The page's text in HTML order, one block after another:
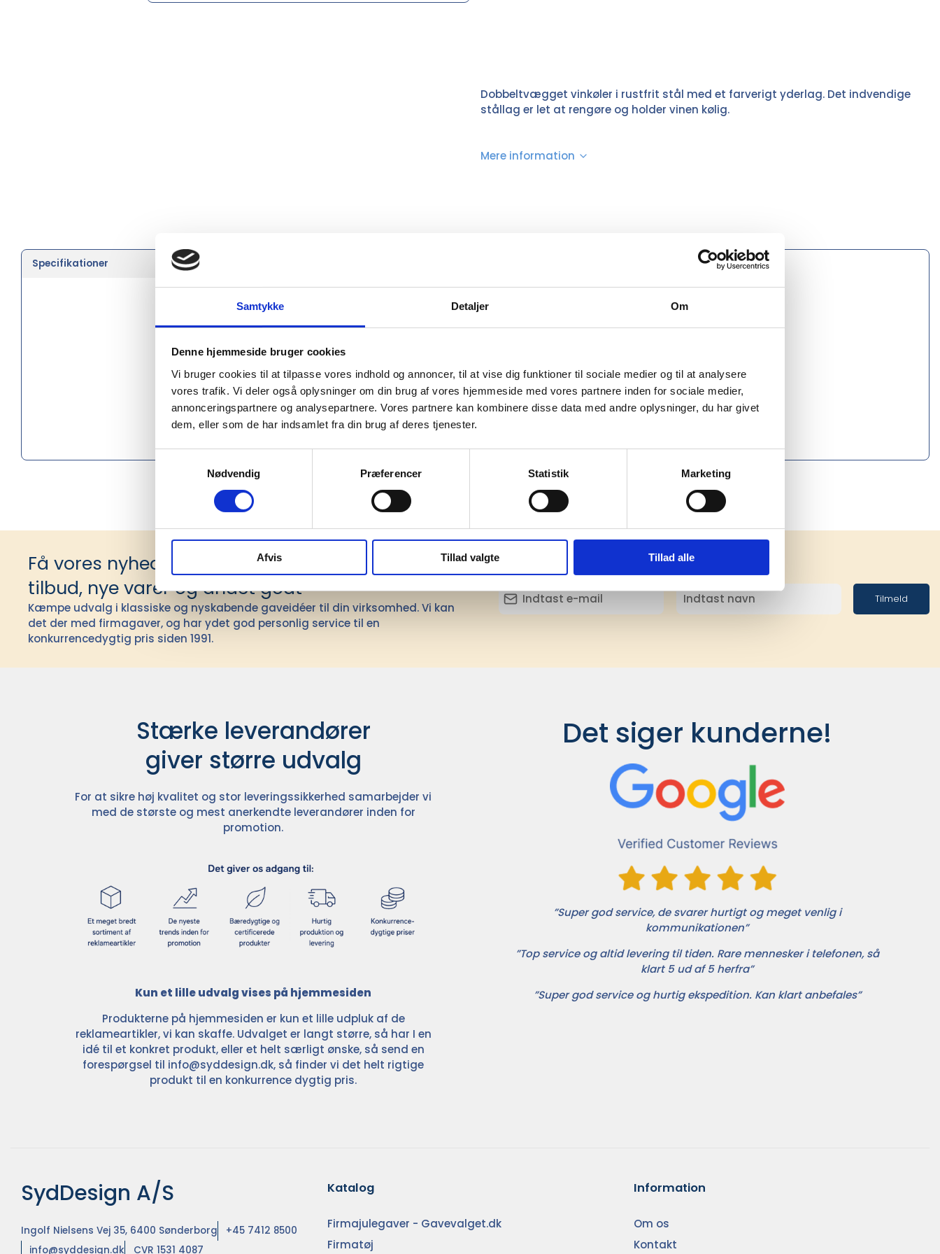
Samtykke Detaljer Om
Denne hjemmeside bruger cookies
Vi bruger cookies til at tilpasse vores indhold og annoncer, til at vise dig funktioner til sociale medier og til at analysere
vores trafik. Vi deler også oplysninger om din brug af vores hjemmeside med vores partnere inden for sociale medier,
annonceringspartnere og analysepartnere. Vores partnere kan kombinere disse data med andre oplysninger, du har givet
dem, eller som de har indsamlet fra din brug af deres tjenester.
Nødvendig
Præferencer Statistik Marketing
Afvis Tillad valgte Tillad alle
Dobbeltvægget vinkøler i rustfrit stål med et farverigt yderlag. Det indvendige
stållag er let at rengøre og holder vinen kølig.
Mere information
Specifikationer
Højde (cm) 19,00
Diameter (cm)
Materiale Rustfrit stål
Godkendt til mikroovn Nej
Få vores nyhedsbrev med information om
tilbud, nye varer og andet godt
Kæmpe udvalg i klassiske og nyskabende gaveidéer til din virksomhed. Vi kan
det der med firmagaver, og har ydet god personlig service til en
konkurrencedygtig pris siden 1991.
Tilmeld
Stærke leverandører
giver større udvalg
For at sikre høj kvalitet og stor leveringssikkerhed samarbejder vi
med de største og mest anerkendte leverandører inden for
promotion.
Kun et lille udvalg vises på hjemmesiden
Produkterne på hjemmesiden er kun et lille udpluk af de
reklameartikler, vi kan skaffe. Udvalget er langt større, så har I en
idé til et konkret produkt, eller et helt særligt ønske, så send en
forespørgsel til info@syddesign.dk, så finder vi det helt rigtige
produkt til en konkurrence dygtig pris.
Det siger kunderne!
”Super god service, de svarer hurtigt og meget venlig i
kommunikationen”
”Top service og altid levering til tiden. Rare mennesker i telefonen, så
klart 5 ud af 5 herfra”
”Super god service og hurtig ekspedition. Kan klart anbefales”
SydDesign A/S
Ingolf Nielsens Vej 35, 6400 Sønderborg
+45 7412 8500
info@syddesign.dk
CVR 1531 4087
Katalog
Firmajulegaver - Gavevalget.dk
Firmatøj
Information
Om os
Kontakt